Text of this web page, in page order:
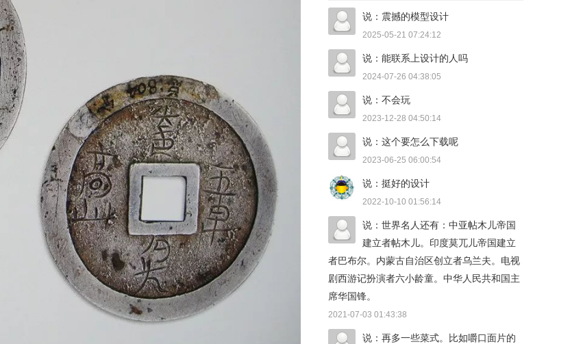
说：震撼的模型设计
2025-05-21 07:24:12
说：能联系上设计的人吗
2024-07-26 04:38:05
说：不会玩
2023-12-28 04:50:14
说：这个要怎么下载呢
2023-06-25 06:00:54
说：挺好的设计
2022-10-10 01:56:14
说：世界名人还有：中亚帖木儿帝国
建立者帖木儿。印度莫兀儿帝国建立
者巴布尔。内蒙古自治区创立者乌兰夫。电视
剧西游记扮演者六小龄童。中华人民共和国主
席华国锋。
2021-07-03 01:43:38
说：再多一些菜式。比如嚼口面片的